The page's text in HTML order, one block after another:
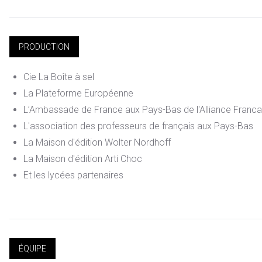
PRODUCTION
Cie La Boîte à sel
La Plateforme Européenne
L’Ambassade de France aux Pays-Bas de l'Alliance
L'association des professeurs de français aux Pays-Bas
La Maison d'édition Wolter Nordhoff
La Maison d'édition Arti Choc
Et les lycées partenaires
ÉQUIPE